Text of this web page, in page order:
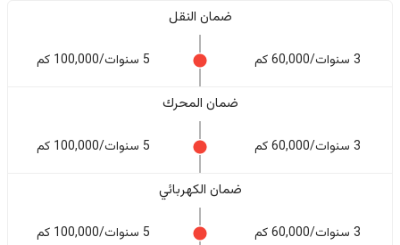
ضمان النقل
3 سنوات/60,000 كم 5 سنوات/100,000 كم
ضمان المحرك
3 سنوات/60,000 كم 5 سنوات/100,000 كم
ضمان الكهربائي
3 سنوات/60,000 كم 5 سنوات/100,000 كم